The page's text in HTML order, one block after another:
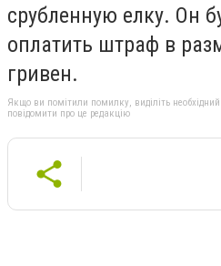
срубленную елку. Он
оплатить штраф в
гривен.
Якщо ви помітили помилку, виділіть
повідомити про це редакцію